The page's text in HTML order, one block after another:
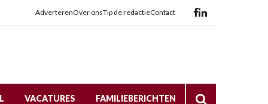
AdverterenOver onsTip de redactieContact
VACATURES FAMILIEBERICHTEN